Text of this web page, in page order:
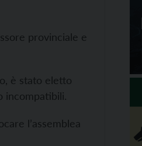
provinciale e
è stato eletto
incompatibili.
l’assemblea